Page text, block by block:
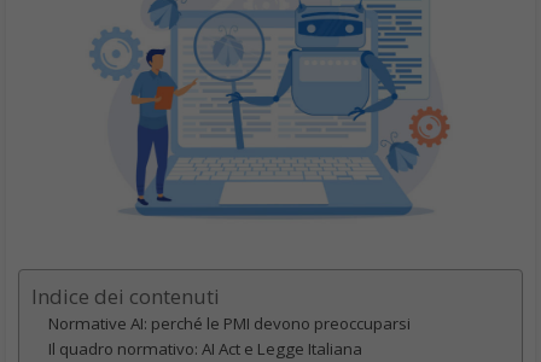
Indice dei contenuti
Normative AI: perché le PMI devono preoccuparsi
Il quadro normativo: AI Act e Legge Italiana